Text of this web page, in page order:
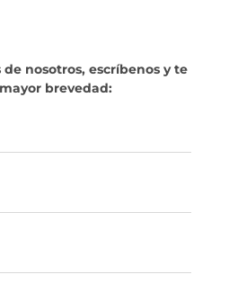
nosotros, escríbenos y te
brevedad: